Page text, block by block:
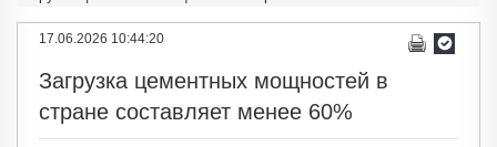
17.06.2026 10:44:20
Загрузка цементных мощностей в
стране составляет менее 60%